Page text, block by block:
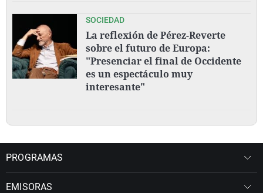
SOCIEDAD
La reflexión de Pérez-Reverte
sobre el futuro de Europa:
"Presenciar el final de Occidente
es un espectáculo muy
interesante"
PROGRAMAS
EMISORAS